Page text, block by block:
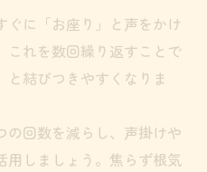
策一覧で安心練習
クスサポート法
留守番練習の流れ
活用のポイント
ぐに「お座り」と声をかけ
これを数回繰り返すことで
と結びつきやすくなりま
の回数を減らし、声掛けや
用しましょう。焦らず根気